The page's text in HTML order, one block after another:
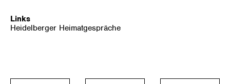
Links
Heidelberger Heimatgespräche